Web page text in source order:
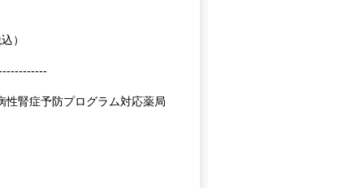
）
腎症予防プログラム対応薬局